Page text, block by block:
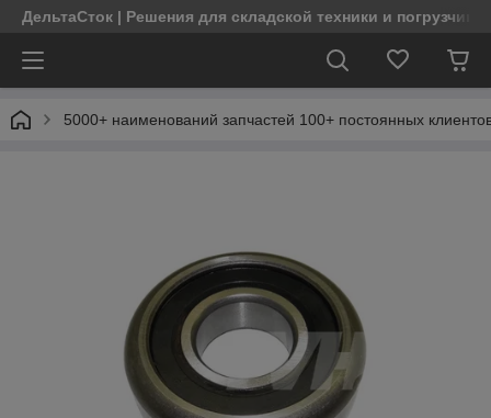
ДельтаСток | Решения для складской техники и
5000+ наименований запчастей 100+ постоянных